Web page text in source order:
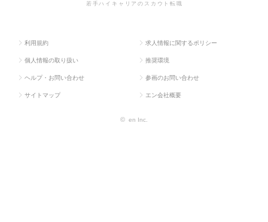
若手ハイキャリアのスカウト転職
利用規約 求人情報に関するポリシー
個人情報の取り扱い 推奨環境
ヘルプ・お問い合わせ 参画のお問い合わせ
サイトマップ エン会社概要
© en Inc.